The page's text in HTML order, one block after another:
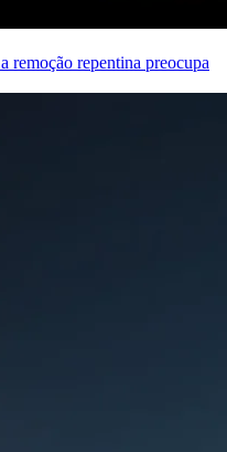
remoção repentina preocupa